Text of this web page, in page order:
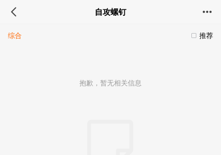
自攻螺钉
推荐
综合
抱歉，暂无相关信息